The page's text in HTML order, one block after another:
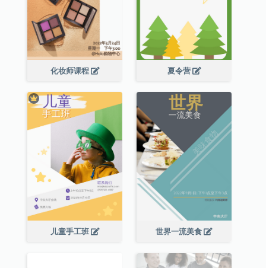
化妆师课程 夏令营
儿童手工班 世界一流美食